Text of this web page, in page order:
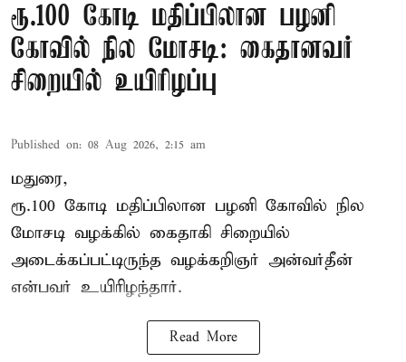
ரூ.100 கோடி மதிப்பிலான பழனி
கோவில் நில மோசடி: கைதானவர்
சிறையில் உயிரிழப்பு
Published on: 08 Aug 2026, 2:15 am
மதுரை,
ரூ.100 கோடி மதிப்பிலான பழனி கோவில் நில
மோசடி வழக்கில் கைதாகி சிறையில்
அடைக்கப்பட்டிருந்த வழக்கறிஞர் அன்வர்தீன்
என்பவர் உயிரிழந்தார்.
Read More